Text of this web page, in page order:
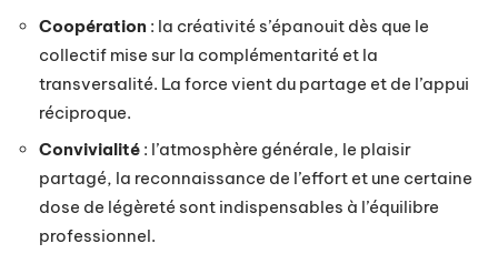
Coopération : la créativité s’épanouit dès que le
collectif mise sur la complémentarité et la
transversalité. La force vient du partage et de l’appui
réciproque.
Convivialité : l’atmosphère générale, le plaisir
partagé, la reconnaissance de l’effort et une certaine
dose de légèreté sont indispensables à l’équilibre
professionnel.